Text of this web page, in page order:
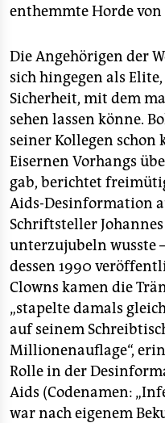
enthemmte Horde
Die Angehörigen der
sich hingegen als
Sicherheit, mit dem
sehen lassen könne.
seiner Kollegen schon
Eisernen Vorhangs
gab, berichtet
Aids-Desinformation
Schriftsteller
unterzujubeln wusste
dessen 1990
Clowns kamen die
„stapelte damals
auf seinem
Millionenauflage“,
Rolle in der
Aids (Codenamen:
war nach eigenem